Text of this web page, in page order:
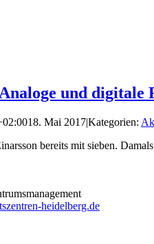
und digitale
18. Mai 2017|Kategorien:
bereits mit sieben.
heidelberg.de